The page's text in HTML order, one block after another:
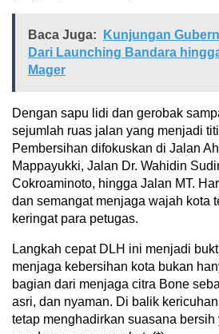
Baca Juga:
Kunjungan
Dari Launching Bandara
Mager
Dengan sapu lidi dan gerobak
sejumlah ruas jalan yang menjadi
Pembersihan difokuskan di Jalan
Mappayukki, Jalan Dr. Wahidin
Cokroaminoto, hingga Jalan MT.
dan semangat menjaga wajah kota
keringat para petugas.
Langkah cepat DLH ini menjadi
menjaga kebersihan kota bukan
bagian dari menjaga citra Bone
asri, dan nyaman. Di balik
tetap menghadirkan suasana